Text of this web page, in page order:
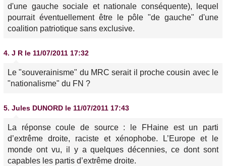
d'une gauche sociale et nationale conséquente), lequel
pourrait éventuellement être le pôle "de gauche" d'une
coalition patriotique sans exclusive.
4. J R le 11/07/2011 17:32
Le "souverainisme" du MRC serait il proche cousin avec le
"nationalisme" du FN ?
5. Jules DUNORD le 11/07/2011 17:43
La réponse coule de source : le FHaine est un parti
d’extrême droite, raciste et xénophobe. L’Europe et le
monde ont vu, il y a quelques décennies, ce dont sont
capables les partis d’extrême droite.